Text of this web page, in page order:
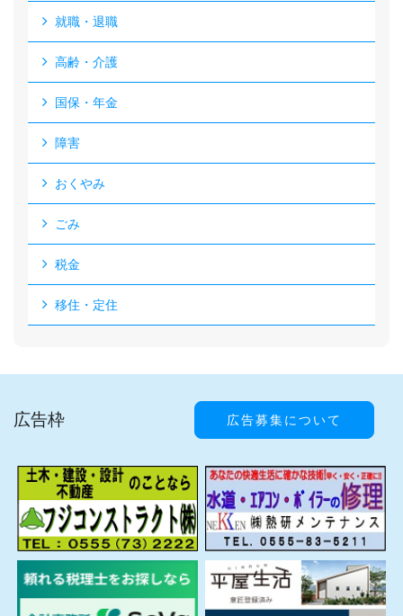
就職・退職
高齢・介護
国保・年金
障害
おくやみ
ごみ
税金
移住・定住
広告枠 広告募集について